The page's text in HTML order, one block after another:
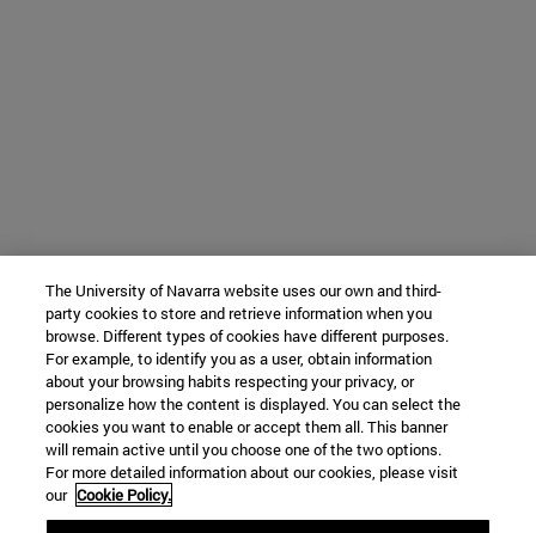
The University of Navarra website uses our own and third-
party cookies to store and retrieve information when you
browse. Different types of cookies have different purposes.
For example, to identify you as a user, obtain information
about your browsing habits respecting your privacy, or
personalize how the content is displayed. You can select the
cookies you want to enable or accept them all. This banner
will remain active until you choose one of the two options.
For more detailed information about our cookies, please visit
our Cookie Policy.